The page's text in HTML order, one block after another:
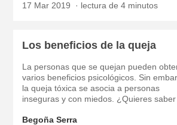
17 Mar 2019
lectura de 4 minutos
Los beneficios de la queja
La personas que se quejan pueden
varios beneficios psicológicos. Sin
la queja tóxica se asocia a personas
inseguras y con miedos. ¿Quieres
Begoña Serra